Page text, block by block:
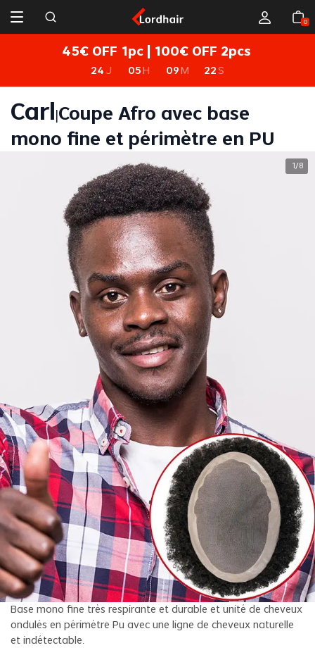
0
45€ OFF 1pc | 100€ OFF 2pcs
24 J 05 H 09 M 22S
Carl Coupe Afro avec base
mono fine et périmètre en PU
1/8
Base mono fine très respirante et durable et unité de cheveux
ondulés en périmètre Pu avec une ligne de cheveux naturelle
et indétectable.